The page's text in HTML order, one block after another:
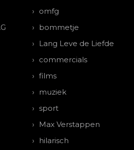
omfg
bommetje
Lang Leve de Liefde
commercials
films
muziek
sport
Max Verstappen
hilarisch